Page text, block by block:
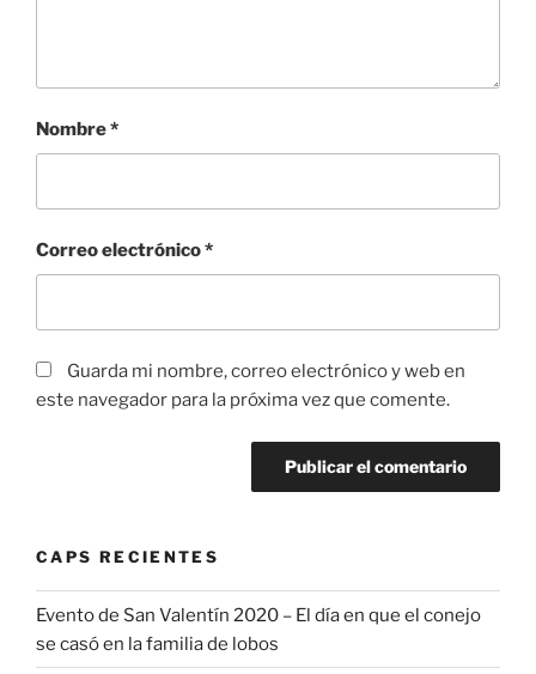
Nombre*
Correo electrónico*
Guarda mi nombre, correo electrónico y web en
este navegador para la próxima vez que comente.
CAPS RECIENTES
Evento de San Valentín 2020 – El día en que el conejo
se casó en la familia de lobos